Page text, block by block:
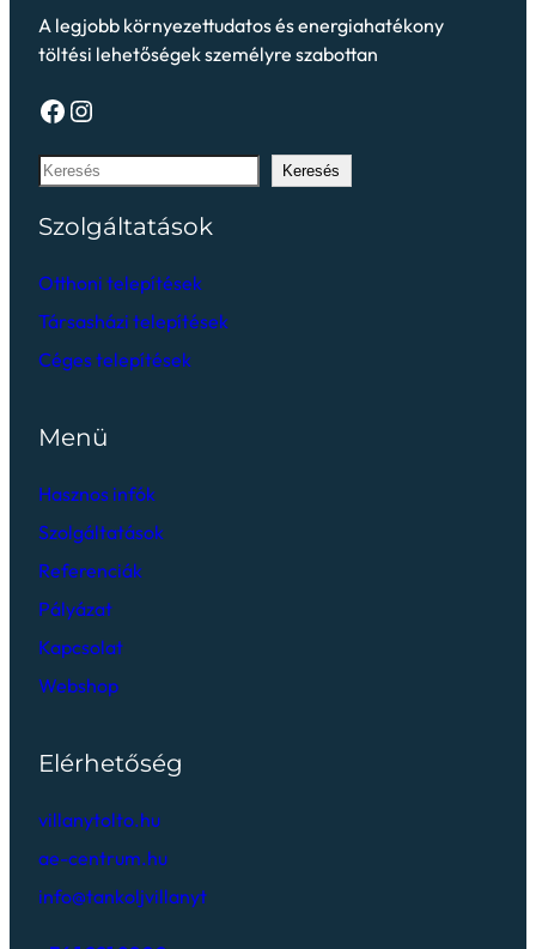
A legjobb környezettudatos és energiahatékony
töltési lehetőségek személyre szabottan
Keresés
Szolgáltatások
Otthoni telepítések
Társasházi telepítések
Céges telepítések
Menü
Hasznos infók
Szolgáltatások
Referenciák
Pályázat
Kapcsolat
Webshop
Elérhetőség
villanytolto.hu
ae-centrum.hu
info@tankoljvillanyt